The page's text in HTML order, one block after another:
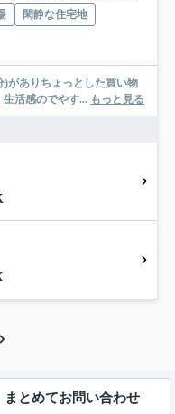
閑静な住宅地
がありちょっとした買い物
活感のでやす... もっと見る
まとめてお問い合わせ